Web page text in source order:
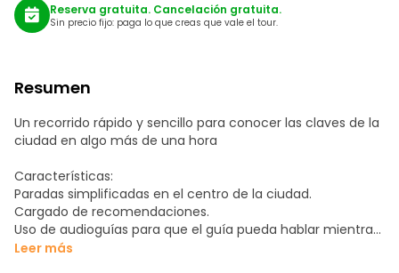
Reserva gratuita. Cancelación gratuita.
Sin precio fijo: paga lo que creas que vale el tour.
Resumen
Un recorrido rápido y sencillo para conocer las claves de la
ciudad en algo más de una hora
Características:
Paradas simplificadas en el centro de la ciudad.
Cargado de recomendaciones.
Uso de audioguías para que el guía pueda hablar mientras
camina en una experiencia único
Leer más